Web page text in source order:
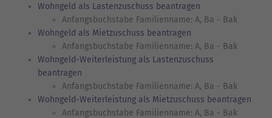
Wohngeld als Lastenzuschuss beantragen
Anfangsbuchstabe Familienname: A, Ba - Bak
Wohngeld als Mietzuschuss beantragen
Anfangsbuchstabe Familienname: A, Ba - Bak
Wohngeld-Weiterleistung als Lastenzuschuss
beantragen
Anfangsbuchstabe Familienname: A, Ba - Bak
Wohngeld-Weiterleistung als Mietzuschuss beantragen
Anfangsbuchstabe Familienname: A, Ba - Bak